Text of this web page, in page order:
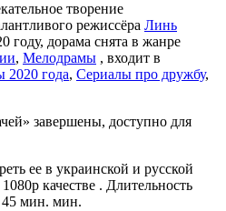
творение
режиссёра Линь
году, дорама снята в жанре
, Мелодрамы , входит в
2020 года, Сериалы про дружбу,
завершены, доступно для
ее в украинской и русской
качестве . Длительность
45 мин. мин.